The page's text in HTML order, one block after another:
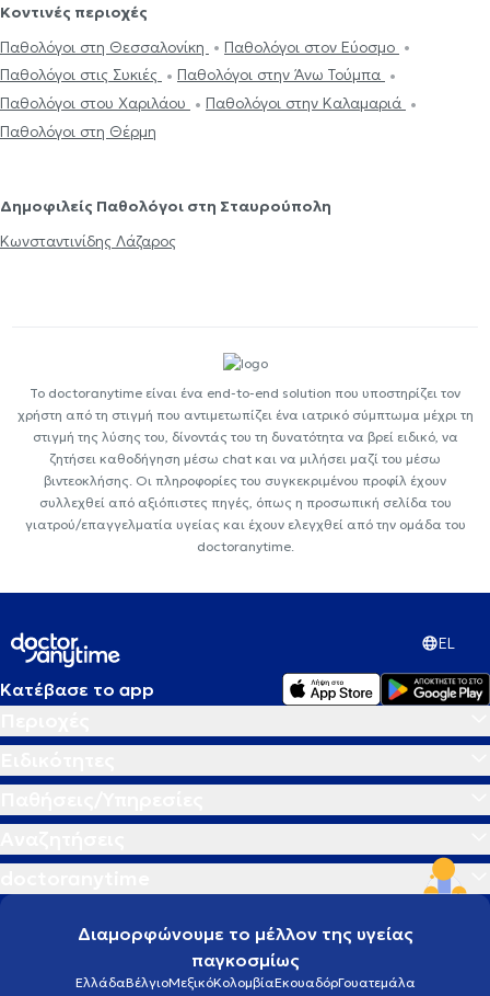
Κοντινές περιοχές
Παθολόγοι στη Θεσσαλονίκη
Παθολόγοι στον Εύοσμο
Παθολόγοι στις Συκιές
Παθολόγοι στην Άνω Τούμπα
Παθολόγοι στου Χαριλάου
Παθολόγοι στην Καλαμαριά
Παθολόγοι στη Θέρμη
Δημοφιλείς Παθολόγοι στη Σταυρούπολη
Κωνσταντινίδης Λάζαρος
Το doctoranytime είναι ένα end-to-end solution που υποστηρίζει τον
χρήστη από τη στιγμή που αντιμετωπίζει ένα ιατρικό σύμπτωμα μέχρι τη
στιγμή της λύσης του, δίνοντάς του τη δυνατότητα να βρεί ειδικό, να
ζητήσει καθοδήγηση μέσω chat και να μιλήσει μαζί του μέσω
βιντεοκλήσης. Οι πληροφορίες του συγκεκριμένου προφίλ έχουν
συλλεχθεί από αξιόπιστες πηγές, όπως η προσωπική σελίδα του
γιατρού/επαγγελματία υγείας και έχουν ελεγχθεί από την ομάδα του
doctoranytime.
EL
Κατέβασε το app
Διαμορφώνουμε το μέλλον της υγείας
παγκοσμίως
ΕλλάδαΒέλγιοΜεξικόΚολομβίαΕκουαδόρΓουατεμάλα